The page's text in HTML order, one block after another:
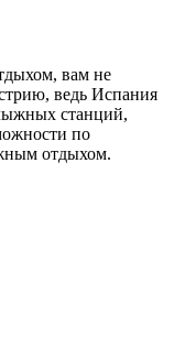
вам не
ведь Испания
станций,
по
отдыхом.